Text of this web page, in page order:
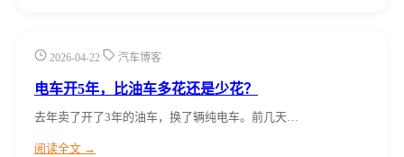
2026-04-22 汽车博客
电车开5年，比油车多花还是少花？
去年卖了开了3年的油车，换了辆纯电车。前几天…
阅读全文 →